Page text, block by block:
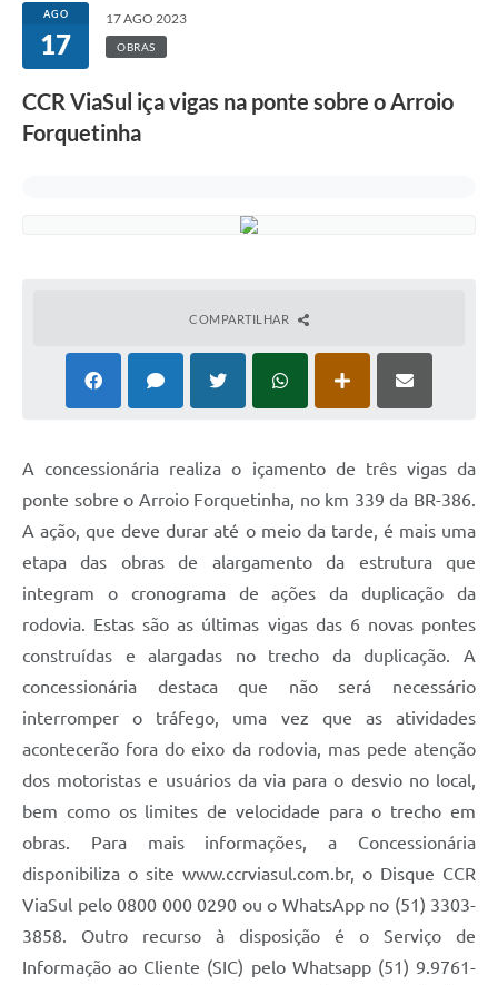
AGO
17
17 AGO 2023
OBRAS
CCR ViaSul iça vigas na ponte sobre o Arroio
Forquetinha
COMPARTILHAR
A concessionária realiza o içamento de três vigas da
ponte sobre o Arroio Forquetinha, no km 339 da BR-386.
A ação, que deve durar até o meio da tarde, é mais uma
etapa das obras de alargamento da estrutura que
integram o cronograma de ações da duplicação da
rodovia. Estas são as últimas vigas das 6 novas pontes
construídas e alargadas no trecho da duplicação. A
concessionária destaca que não será necessário
interromper o tráfego, uma vez que as atividades
acontecerão fora do eixo da rodovia, mas pede atenção
dos motoristas e usuários da via para o desvio no local,
bem como os limites de velocidade para o trecho em
obras. Para mais informações, a Concessionária
disponibiliza o site www.ccrviasul.com.br, o Disque CCR
ViaSul pelo 0800 000 0290 ou o WhatsApp no (51) 3303-
3858. Outro recurso à disposição é o Serviço de
Informação ao Cliente (SIC) pelo Whatsapp (51) 9.9761-